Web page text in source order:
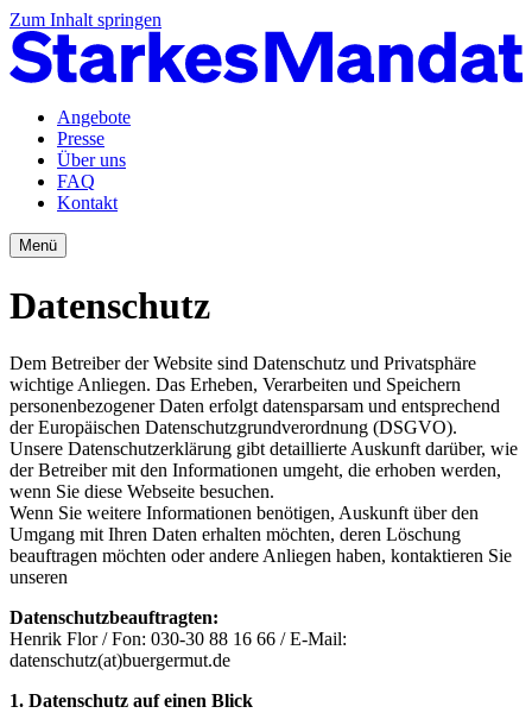
Zum Inhalt springen
Angebote
Presse
Über uns
FAQ
Kontakt
Menü
Datenschutz
Dem Betreiber der Website sind Datenschutz und Privatsphäre
wichtige Anliegen. Das Erheben, Verarbeiten und Speichern
personenbezogener Daten erfolgt datensparsam und entsprechend
der Europäischen Datenschutzgrundverordnung (DSGVO).
Unsere Datenschutzerklärung gibt detaillierte Auskunft darüber, wie
der Betreiber mit den Informationen umgeht, die erhoben werden,
wenn Sie diese Webseite besuchen.
Wenn Sie weitere Informationen benötigen, Auskunft über den
Umgang mit Ihren Daten erhalten möchten, deren Löschung
beauftragen möchten oder andere Anliegen haben, kontaktieren Sie
unseren
Datenschutzbeauftragten:
Henrik Flor / Fon: 030-30 88 16 66 / E-Mail:
datenschutz(at)buergermut.de
1. Datenschutz auf einen Blick